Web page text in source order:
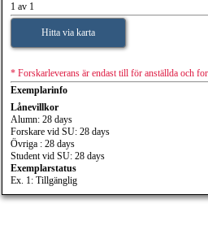
1 av 1
Hitta via karta
* Forskarleverans är endast till för anställda och
Exemplarinfo
Lånevillkor
Alumn: 28 days
Forskare vid SU: 28 days
Övriga : 28 days
Student vid SU: 28 days
Exemplarstatus
Ex. 1: Tillgänglig